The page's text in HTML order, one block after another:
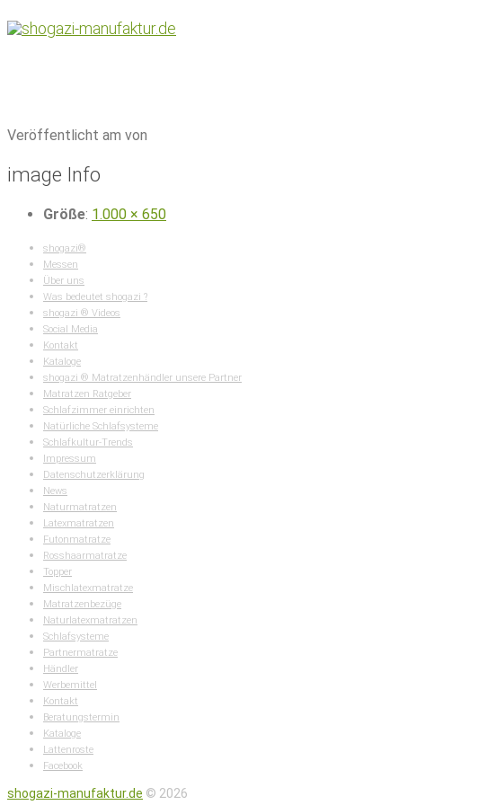
Veröffentlicht am von
image Info
Größe: 1.000 × 650
shogazi®
Messen
Über uns
Was bedeutet shogazi ?
shogazi ® Videos
Social Media
Kontakt
Kataloge
shogazi ® Matratzenhändler unsere Partner
Matratzen Ratgeber
Schlafzimmer einrichten
Natürliche Schlafsysteme
Schlafkultur-Trends
Impressum
Datenschutzerklärung
News
Naturmatratzen
Latexmatratzen
Futonmatratze
Rosshaarmatratze
Topper
Mischlatexmatratze
Matratzenbezüge
Naturlatexmatratzen
Schlafsysteme
Partnermatratze
Händler
Werbemittel
Kontakt
Beratungstermin
Kataloge
Lattenroste
Facebook
shogazi-manufaktur.de © 2026